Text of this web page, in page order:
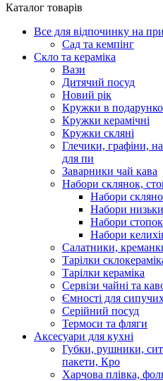
Каталог товарів
Все для відпочинку на
Сад та кемпінг
Скло та кераміка
Вази
Дитячий посуд
Новий рік
Кружки в
Кружки керамічні
Кружки скляні
Глечики, графіни,
для пи
Заварники чай кава
Набори склянок,
Набори
Набори
Набори стопок
Набори
Салатники,
Тарілки
Тарілки кераміка
Сервізи чайні та
Ємності для
Серійний посуд
Термоси та фляги
Аксесуари для кухні
Губки, рушники,
пакети, Кро
Харчова плівка,